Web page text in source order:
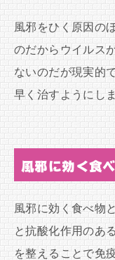
風邪をひく原因の
のだからウイルス
ないのだが現実的
早く治すようにし
風邪に効く食
風邪に効く食べ物
と抗酸化作用のあ
を整えることで免